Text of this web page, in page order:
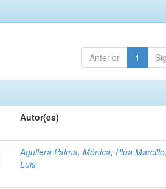
Anterior 1
Autor(es)
Aguilera Palma, Mónica;Plúa
Luis